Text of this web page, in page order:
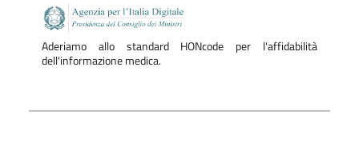
Aderiamo allo standard HONcode per l'affidabilità
dell'informazione medica.